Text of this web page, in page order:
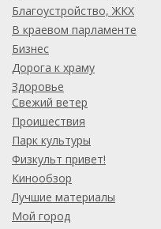
Благоустройство, ЖКХ
В краевом парламенте
Бизнес
Дорога к храму
Здоровье
Свежий ветер
Проишествия
Парк культуры
Физкульт привет!
Кинообзор
Лучшие материалы
Мой город